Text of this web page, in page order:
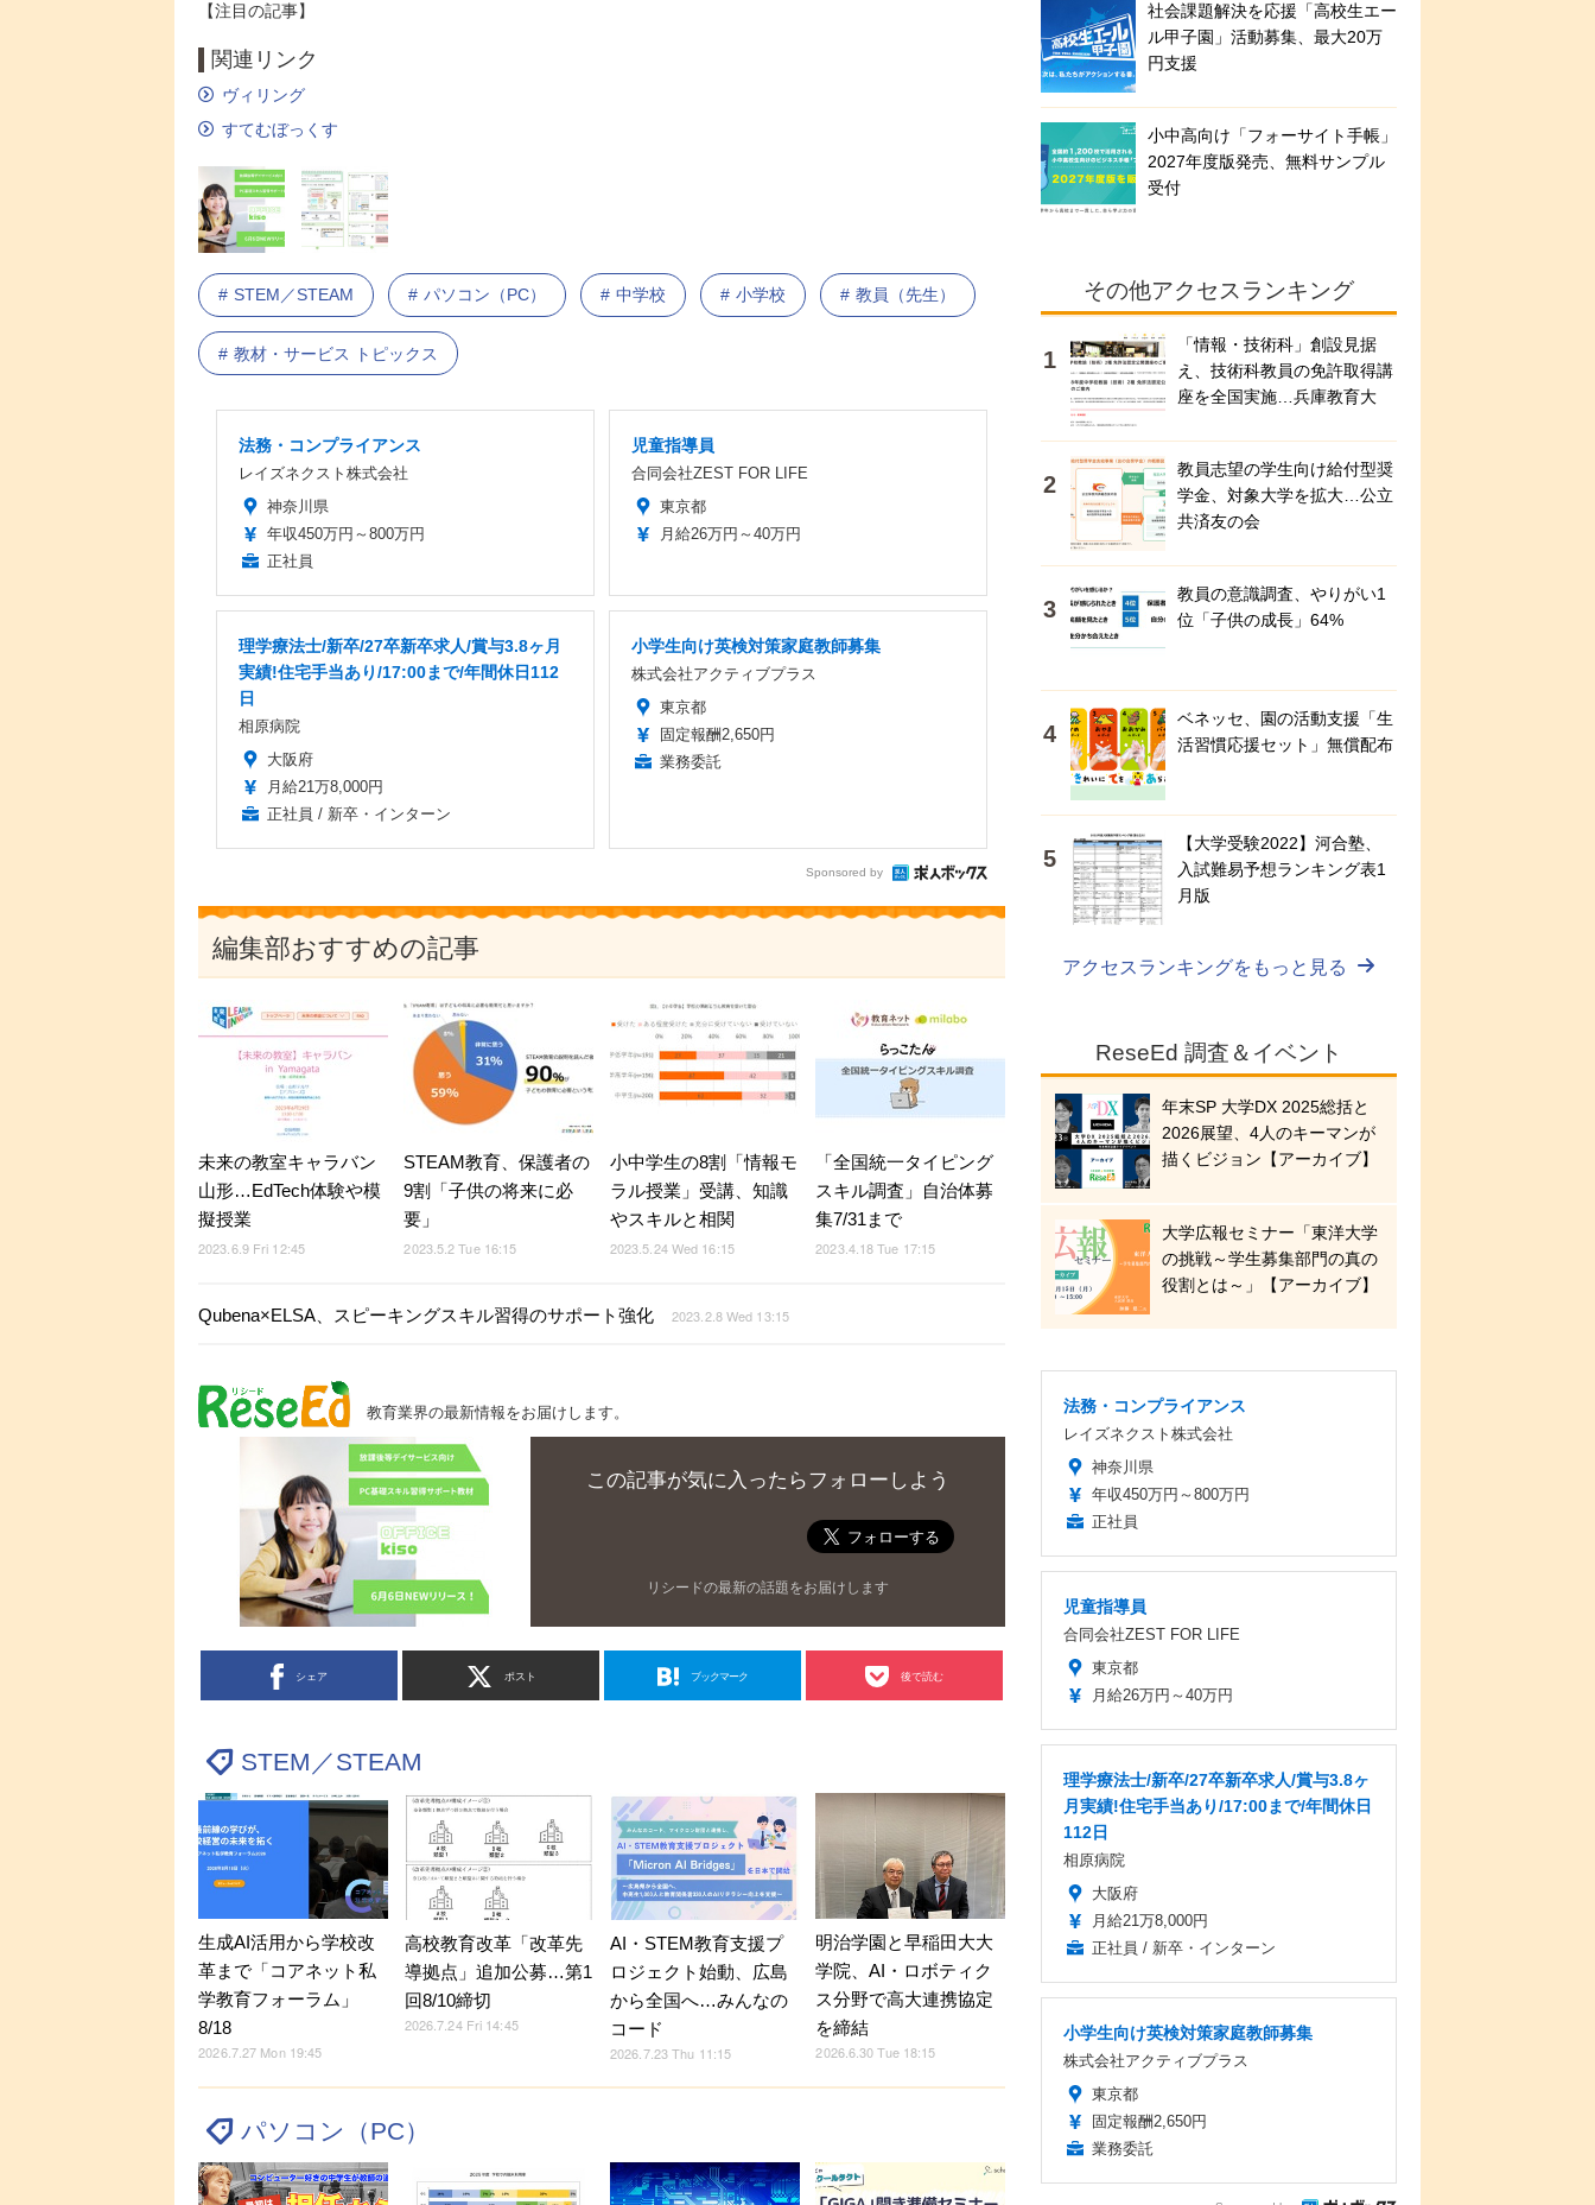
【注目の記事】
関連リンク
ヴィリング
すてむぼっくす
STEM／STEAM パソコン（PC） 中学校 小学校 教員（先生）
教材・サービス トピックス
法務・コンプライアンス
レイズネクスト株式会社
神奈川県
年収450万円～800万円
正社員
児童指導員
合同会社ZEST FOR LIFE
東京都
月給26万円～40万円
理学療法士/新卒/27卒新卒求人/賞与3.8ヶ月
実績!住宅手当あり/17:00まで/年間休日112
日
相原病院
大阪府
月給21万8,000円
正社員 / 新卒・インターン
小学生向け英検対策家庭教師募集
株式会社アクティブプラス
東京都
固定報酬2,650円
業務委託
Sponsored by
編集部おすすめの記事
未来の教室キャラバン
山形…EdTech体験や模
擬授業
2023.6.9 Fri 12:45
STEAM教育、保護者の
9割「子供の将来に必
要」
2023.5.2 Tue 16:15
小中学生の8割「情報モ
ラル授業」受講、知識
やスキルと相関
2023.5.24 Wed 16:15
「全国統一タイピング
スキル調査」自治体募
集7/31まで
2023.4.18 Tue 17:15
Qubena×ELSA、スピーキングスキル習得のサポート強化 2023.2.8 Wed 13:15
教育業界の最新情報をお届けします。
この記事が気に入ったらフォローしよう
リシードの最新の話題をお届けします
シェア ポスト ブックマーク 後で読む
STEM／STEAM
生成AI活用から学校改
革まで「コアネット私
学教育フォーラム」
8/18
2026.7.27 Mon 19:45
高校教育改革「改革先
導拠点」追加公募…第1
回8/10締切
2026.7.24 Fri 14:45
AI・STEM教育支援プ
ロジェクト始動、広島
から全国へ…みんなの
コード
2026.7.23 Thu 11:15
明治学園と早稲田大大
学院、AI・ロボティク
ス分野で高大連携協定
を締結
2026.6.30 Tue 18:15
パソコン（PC）
社会課題解決を応援「高校生エー
ル甲子園」活動募集、最大20万
円支援
小中高向け「フォーサイト手帳」
2027年度版発売、無料サンプル
受付
その他アクセスランキング
「情報・技術科」創設見据
え、技術科教員の免許取得講
座を全国実施…兵庫教育大
教員志望の学生向け給付型奨
学金、対象大学を拡大…公立
共済友の会
教員の意識調査、やりがい1
位「子供の成長」64%
ベネッセ、園の活動支援「生
活習慣応援セット」無償配布
【大学受験2022】河合塾、
入試難易予想ランキング表1
月版
アクセスランキングをもっと見る
ReseEd 調査＆イベント
年末SP 大学DX 2025総括と
2026展望、4人のキーマンが
描くビジョン【アーカイブ】
大学広報セミナー「東洋大学
の挑戦～学生募集部門の真の
役割とは～」【アーカイブ】
法務・コンプライアンス
レイズネクスト株式会社
神奈川県
年収450万円～800万円
正社員
児童指導員
合同会社ZEST FOR LIFE
東京都
月給26万円～40万円
理学療法士/新卒/27卒新卒求人/賞与3.8ヶ
月実績!住宅手当あり/17:00まで/年間休日
112日
相原病院
大阪府
月給21万8,000円
正社員 / 新卒・インターン
小学生向け英検対策家庭教師募集
株式会社アクティブプラス
東京都
固定報酬2,650円
業務委託